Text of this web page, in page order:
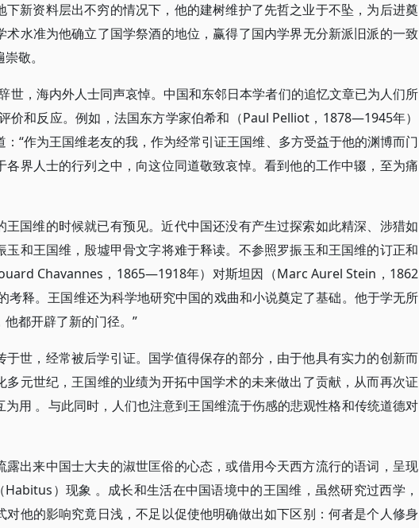
下新资料层出不穷的情况下，他的建树维护了先哲之业于不坠，为后进奠
术水准为他确立了国学祭酒的地位，赢得了国内学界无分新派旧派的一致
敬。
世，海内外人士同声哀悼。中国和东邻日本学者们的追忆文章已为人们所
价和反应。例如，法国东方学家伯希和（Paul Pelliot，1878—1945年）
“作为王国维老友的我，作为经常引证王国维、多方受益于他的渊博而门
各界人士的行列之中，向这位同道敬致哀悼。看到他的工作中辍，至为痛
王国维的时候就已有预见。近代中国还没有产生过探索如此精深、涉猎如
玉和王国维，殷墟甲骨文字将难于释读。不参照罗振玉和王国维的订正和
Chavannes，1865—1918年）对斯坦因（Marc Aurel Stein，1862
释。王国维还为科学地研究中国的戏曲和小说奠定了基础。他于学无所
都开辟了新的门径。”
于世，经常被后学引证。国学值得保存的部分，由于他具有实力的创新而
多元世纪，王国维的业绩为开拓中国学术的未来做出了贡献，从而再次证
为用 。与此同时，人们也注意到王国维流于伤感的悲观性格和传统道德对
露出来中国士大夫的淑世匡俗的心态，或借用今天西方流行的语词，呈现
Habitus）现象 。成长和生活在中国语境中的王国维，虽然研究过西学，
对他的影响究竟日浅，不足以促使他明确做出如下区别：何者是个人修身